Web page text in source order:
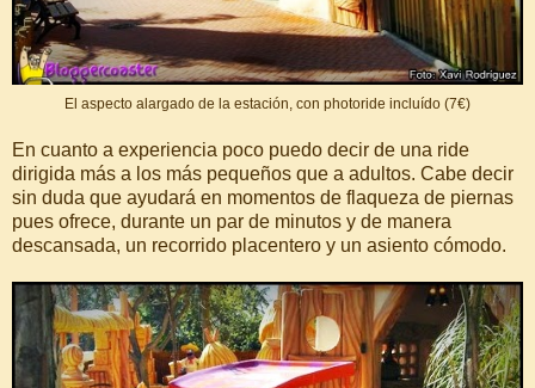
El aspecto alargado de la estación, con photoride incluído (7€)
En cuanto a experiencia poco puedo decir de una ride
dirigida más a los más pequeños que a adultos. Cabe decir
sin duda que ayudará en momentos de flaqueza de piernas
pues ofrece, durante un par de minutos y de manera
descansada, un recorrido placentero y un asiento cómodo.